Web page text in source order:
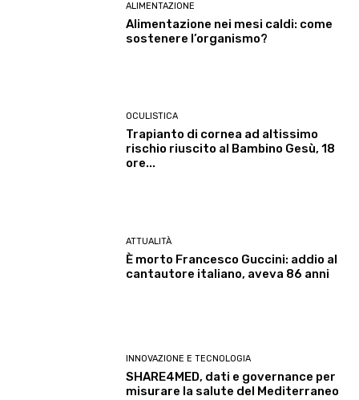
ALIMENTAZIONE
Alimentazione nei mesi caldi: come
sostenere l’organismo?
OCULISTICA
Trapianto di cornea ad altissimo
rischio riuscito al Bambino Gesù, 18
ore...
ATTUALITÀ
È morto Francesco Guccini: addio al
cantautore italiano, aveva 86 anni
INNOVAZIONE E TECNOLOGIA
SHARE4MED, dati e governance per
misurare la salute del Mediterraneo